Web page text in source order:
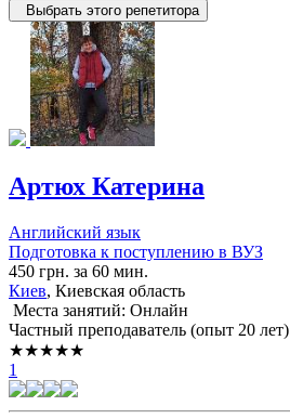
Выбрать этого репетитора
Артюх Катерина
Английский язык
Подготовка к поступлению в ВУЗ
450 грн. за 60 мин.
Киев, Киевская область
Места занятий: Онлайн
Частный преподаватель (опыт 20 лет)
★★★★★
1